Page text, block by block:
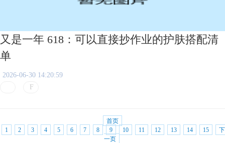
又是一年 618：可以直接抄作业的护肤搭配清
单
2026-06-30 14:20:59
首页
1
2 3 4 5 6 7 8 9 10 11 12 13 14 15
下
一页